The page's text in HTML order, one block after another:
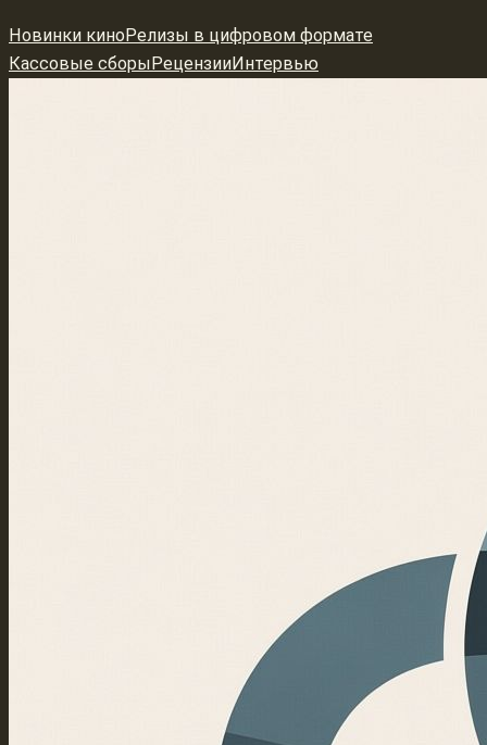
к
содержимому
Новинки киноРелизы в цифровом формате
Кассовые сборыРецензииИнтервью